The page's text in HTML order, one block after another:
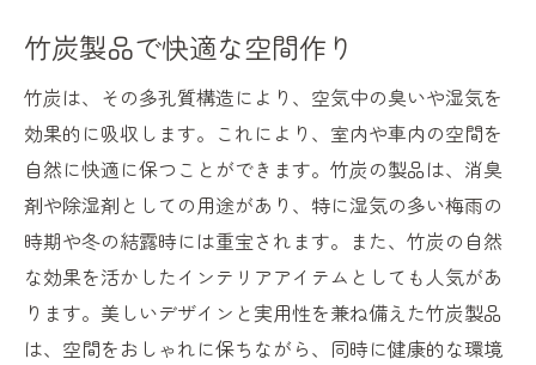
竹炭製品で快適な空間作り
竹炭は、その多孔質構造により、空気中の臭いや湿気を
効果的に吸収します。これにより、室内や車内の空間を
自然に快適に保つことができます。竹炭の製品は、消臭
剤や除湿剤としての用途があり、特に湿気の多い梅雨の
時期や冬の結露時には重宝されます。また、竹炭の自然
な効果を活かしたインテリアアイテムとしても人気があ
ります。美しいデザインと実用性を兼ね備えた竹炭製品
は、空間をおしゃれに保ちながら、同時に健康的な環境